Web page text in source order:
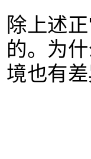
除上述
的。为
境也有